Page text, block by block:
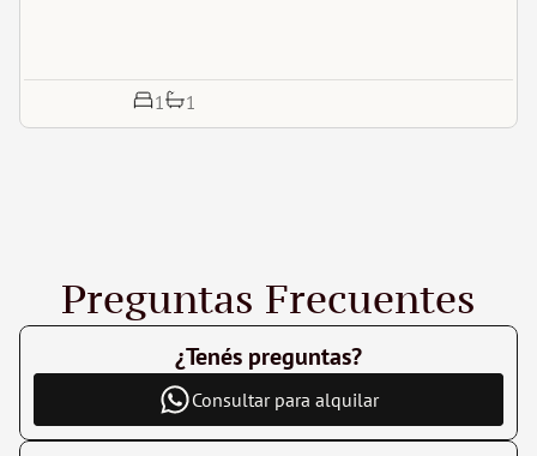
1 1
Preguntas Frecuentes
¿Tenés preguntas?
Consultar para alquilar